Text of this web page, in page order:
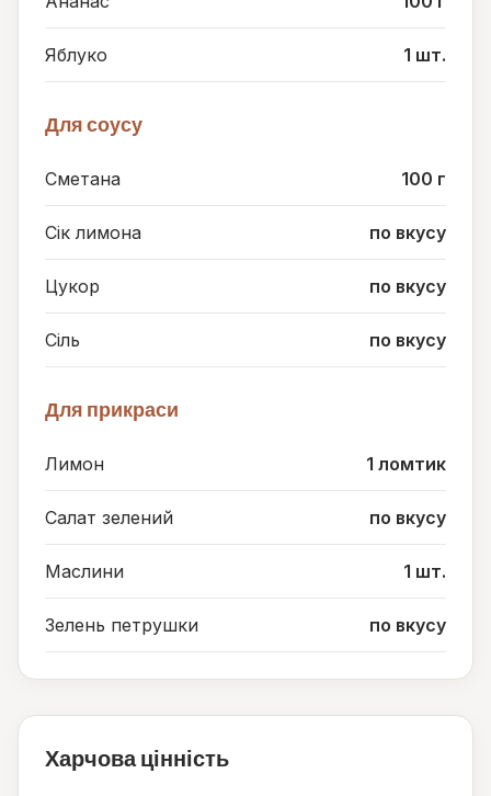
Яблуко 1 шт.
Для соусу
Сметана 100 г
Сік лимона по вкусу
Цукор по вкусу
Сіль по вкусу
Для прикраси
Лимон 1 ломтик
Салат зелений по вкусу
Маслини 1 шт.
Зелень петрушки по вкусу
Харчова цінність